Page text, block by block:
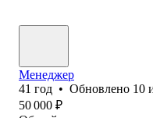
Менеджер
41 год • Обновлено 10
50 000 ₽